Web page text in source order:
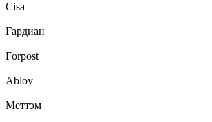
Cisa
Гардиан
Forpost
Abloy
Меттэм